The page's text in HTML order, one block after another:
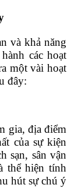
và khả năng
các hoạt
một vài hoạt
đây:
gia, địa điểm
của sự kiện
sạn, sân vận
thể hiện tính
hút sự chú ý